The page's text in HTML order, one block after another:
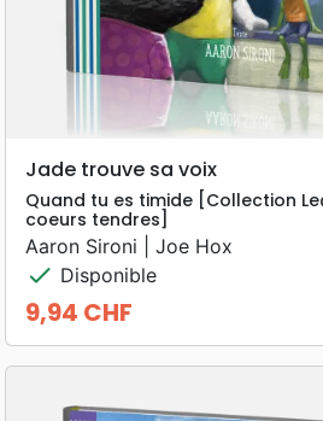
Jade trouve sa voix
Quand tu es timide [Collection
coeurs tendres]
Aaron Sironi | Joe Hox
check Disponible
Prix
9,94 CHF